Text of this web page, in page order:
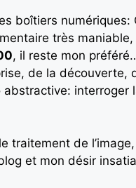
boîtiers
très
, il reste mon
de la découverte,
interroger
traitement de
et mon désir